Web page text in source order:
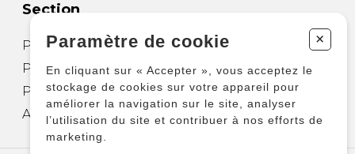
Section
Partitions pour guitare
Partitions pour autres instruments
Partitions pour ensembles
Autres produits
Paramètre de cookie +
En cliquant sur « Accepter », vous acceptez le
stockage de cookies sur votre appareil pour
améliorer la navigation sur le site, analyser
l’utilisation du site et contribuer à nos efforts de
marketing.